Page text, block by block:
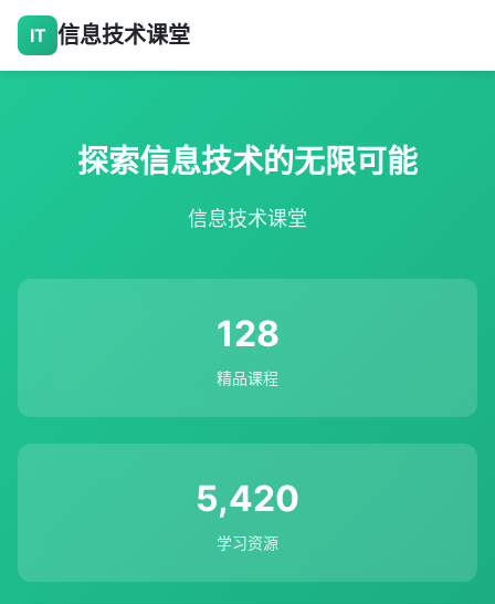
IT 信息技术课堂
探索信息技术的无限可能
信息技术课堂
128
精品课程
5,420
学习资源